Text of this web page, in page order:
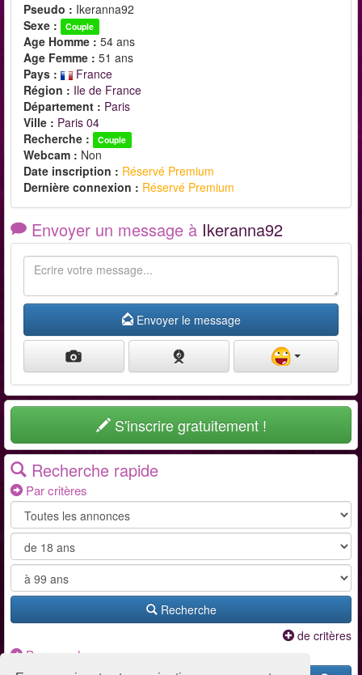
Pseudo : Ikeranna92
Sexe :
Couple
Age Homme : 54 ans
Age Femme : 51 ans
Pays :
France
Région : Ile de France
Département : Paris
Ville : Paris 04
Recherche :
Couple
Webcam : Non
Date inscription : Réservé Premium
Dernière connexion : Réservé Premium
Envoyer un message à Ikeranna92
Envoyer le message
S'inscrire gratuitement !
Recherche rapide
Par critères
Recherche
de critères
Par pseudo